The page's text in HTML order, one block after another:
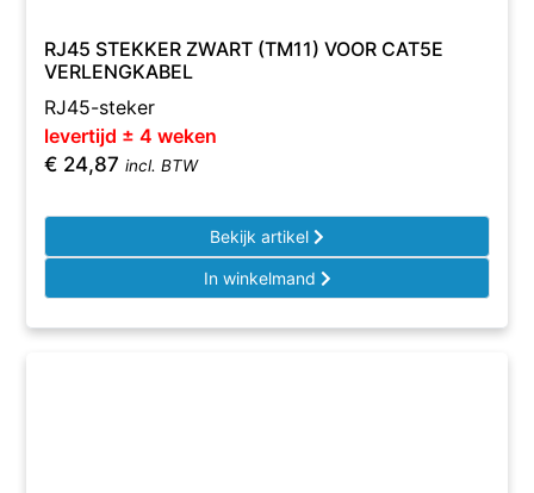
RJ45 STEKKER ZWART (TM11) VOOR CAT5E
VERLENGKABEL
RJ45-steker
levertijd ± 4 weken
€ 24,87 incl. BTW
Bekijk artikel
In winkelmand